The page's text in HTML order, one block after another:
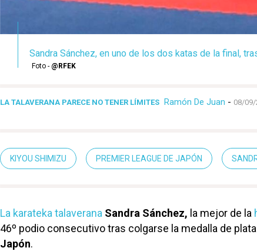
Sandra Sánchez, en uno de los dos katas de la final,
Foto - @RFEK
LA TALAVERANA PARECE NO TENER LÍMITES Ramón De Juan - 08/09/
KIYOU SHIMIZU PREMIER LEAGUE DE JAPÓN
La karateka talaverana Sandra Sánchez, la mejor de la
46º podio consecutivo tras colgarse la medalla de
Japón.